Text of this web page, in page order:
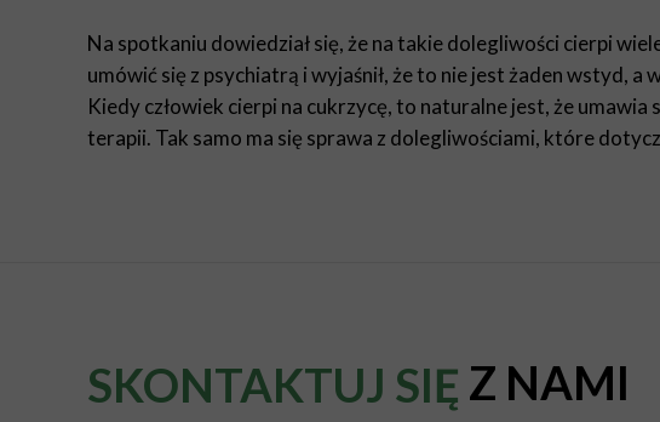
Na spotkaniu dowiedział się, że na takie dolegliwości cierpi
umówić się z psychiatrą i wyjaśnił, że to nie jest żaden wstyd,
Kiedy człowiek cierpi na cukrzycę, to naturalne jest, że
terapii. Tak samo ma się sprawa z dolegliwościami, które
SKONTAKTUJ SIĘ Z NAMI